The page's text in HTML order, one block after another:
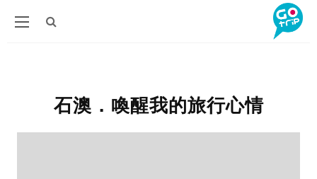
石澳．喚醒我的旅行心情